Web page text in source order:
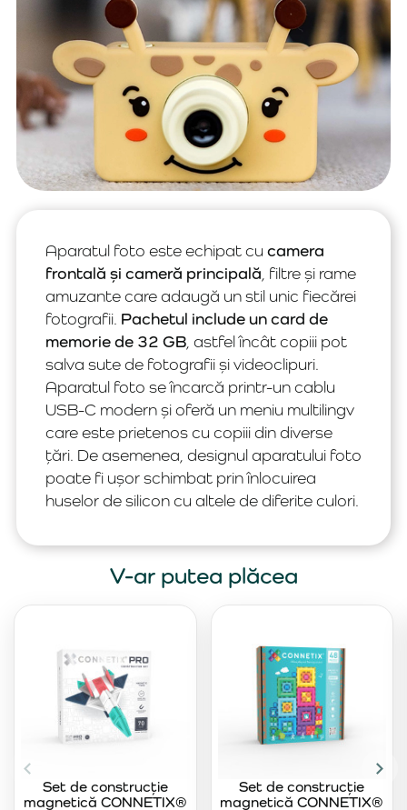
Aparatul foto este echipat cu camera
frontală și cameră principală , filtre și rame
amuzante care adaugă un stil unic fiecărei
fotografii. Pachetul include un card de
memorie de 32 GB , astfel încât copiii pot
salva sute de fotografii și videoclipuri.
Aparatul foto se încarcă printr-un cablu
USB-C modern și oferă un meniu multilingv
care este prietenos cu copiii din diverse
țări. De asemenea, designul aparatului foto
poate fi ușor schimbat prin înlocuirea
huselor de silicon cu altele de diferite culori.
V-ar putea plăcea
Set de construcție
magnetică CONNETIX®
Set de construcție
magnetică CONNETIX®